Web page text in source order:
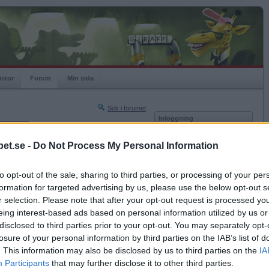
- Do Not Process My Personal Information
opt-out of the sale, sharing to third parties, or processing of your
for targeted advertising by us, please use the below opt-out
selection. Please note that after your opt-out request is processed
interest-based ads based on personal information utilized by us
to third parties prior to your opt-out. You may separately
of your personal information by third parties on the IAB’s list of
This information may also be disclosed by us to third parties on the
Participants that may further disclose it to other third parties.
Forum Min sida
Sök i forumet
Nästa sida »
2014-08-23 11:34
Inloggning
Kom ihåg mig
Glömt ditt lösenord?
Få ny aktiveringslänk
Betapet är gratis!